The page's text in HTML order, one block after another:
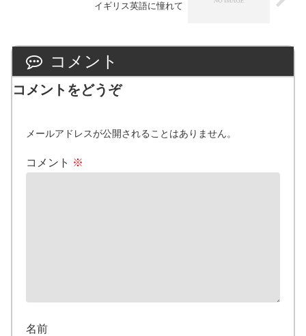
イギリス英語に憧れて
コメント
コメントをどうぞ
メールアドレスが公開されることはありません。
コメント ※
名前